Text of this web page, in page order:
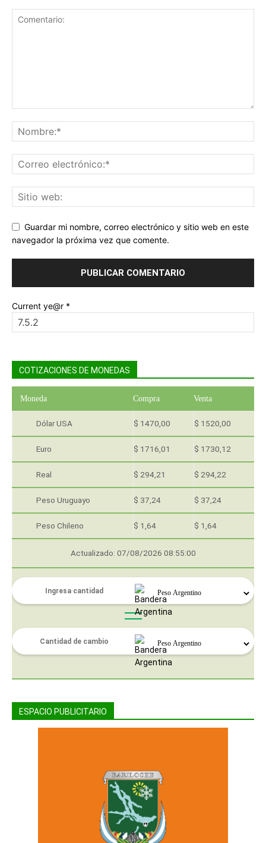
Guardar mi nombre, correo electrónico y sitio web en este
navegador la próxima vez que comente.
Current ye@r *
COTIZACIONES DE MONEDAS
Moneda Compra Venta
Dólar USA $ 1470,00 $ 1520,00
Euro $ 1716,01 $ 1730,12
Real $ 294,21 $ 294,22
Peso Uruguayo $ 37,24 $ 37,24
Peso Chileno $ 1,64 $ 1,64
Actualizado: 07/08/2026 08:55:00
ESPACIO PUBLICITARIO